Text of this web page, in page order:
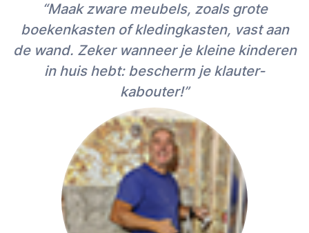
“Maak zware meubels, zoals grote
boekenkasten of kledingkasten, vast aan
de wand. Zeker wanneer je kleine kinderen
in huis hebt: bescherm je klauter-
kabouter!”